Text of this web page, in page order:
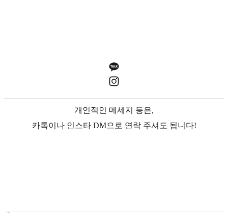
개인적인 메세지 등은,
카톡이나 인스타 DM으로 연락 주셔도 됩니다!